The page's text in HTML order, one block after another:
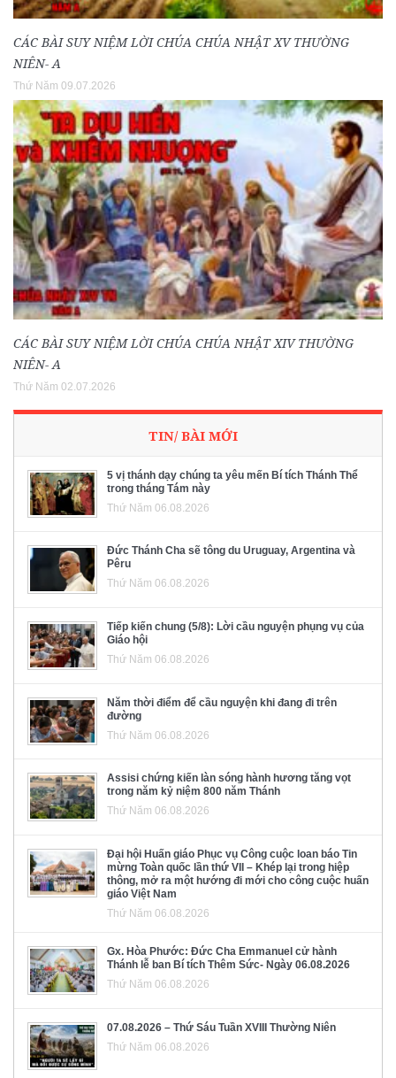
CÁC BÀI SUY NIỆM LỜI CHÚA CHÚA NHẬT XV THƯỜNG
NIÊN- A
Thứ Năm 09.07.2026
CÁC BÀI SUY NIỆM LỜI CHÚA CHÚA NHẬT XIV THƯỜNG
NIÊN- A
Thứ Năm 02.07.2026
TIN/ BÀI MỚI
5 vị thánh dạy chúng ta yêu mến Bí tích Thánh Thể
trong tháng Tám này
Thứ Năm 06.08.2026
Đức Thánh Cha sẽ tông du Uruguay, Argentina và
Pêru
Thứ Năm 06.08.2026
Tiếp kiến chung (5/8): Lời cầu nguyện phụng vụ của
Giáo hội
Thứ Năm 06.08.2026
Năm thời điểm để cầu nguyện khi đang đi trên
đường
Thứ Năm 06.08.2026
Assisi chứng kiến làn sóng hành hương tăng vọt
trong năm kỷ niệm 800 năm Thánh
Thứ Năm 06.08.2026
Đại hội Huấn giáo Phục vụ Công cuộc loan báo Tin
mừng Toàn quốc lần thứ VII – Khép lại trong hiệp
thông, mở ra một hướng đi mới cho công cuộc huấn
giáo Việt Nam
Thứ Năm 06.08.2026
Gx. Hòa Phước: Đức Cha Emmanuel cử hành
Thánh lễ ban Bí tích Thêm Sức- Ngày 06.08.2026
Thứ Năm 06.08.2026
07.08.2026 – Thứ Sáu Tuần XVIII Thường Niên
Thứ Năm 06.08.2026